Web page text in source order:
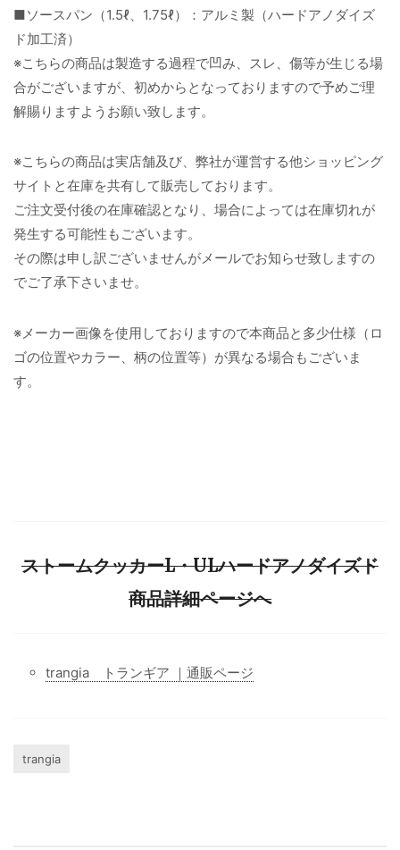
■ソースパン（1.5ℓ、1.75ℓ）：アルミ製（ハードアノダイズ
ド加工済）
※こちらの商品は製造する過程で凹み、スレ、傷等が生じる場
合がございますが、初めからとなっておりますので予めご理
解賜りますようお願い致します。
※こちらの商品は実店舗及び、弊社が運営する他ショッピング
サイトと在庫を共有して販売しております。
ご注文受付後の在庫確認となり、場合によっては在庫切れが
発生する可能性もございます。
その際は申し訳ございませんがメールでお知らせ致しますの
でご了承下さいませ。
※メーカー画像を使用しておりますので本商品と多少仕様（ロ
ゴの位置やカラー、柄の位置等）が異なる場合もございま
す。
ストームクッカーL・ULハードアノダイズド
商品詳細ページへ
trangia トランギア ｜通販ページ
trangia